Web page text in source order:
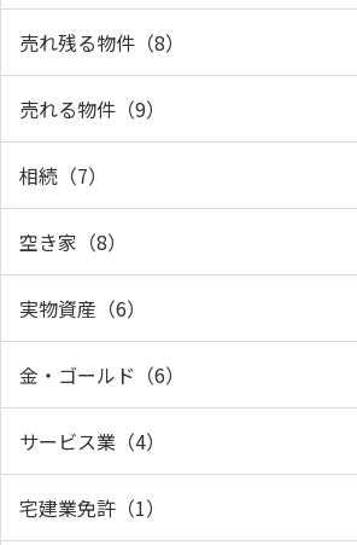
売れ残る物件（8）
売れる物件（9）
相続（7）
空き家（8）
実物資産（6）
金・ゴールド（6）
サービス業（4）
宅建業免許（1）